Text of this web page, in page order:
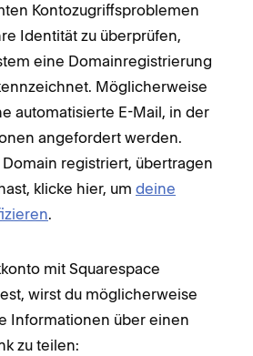
Kontozugriffsproblemen
Identität zu überprüfen,
eine Domainregistrierung
Möglicherweise
automatisierte E-Mail, in der
angefordert werden.
registriert, übertragen
klicke hier, um deine
.
mit Squarespace
wirst du möglicherweise
Informationen über einen
zu teilen: